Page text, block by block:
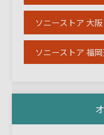
ソニーストア 大阪
ソニーストア 福